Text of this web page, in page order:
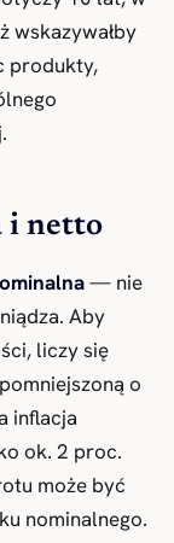
wskazywałby
produkty,
i netto
— nie
Aby
liczy się
o
inflacja
ok. 2 proc.
może być
nominalnego.